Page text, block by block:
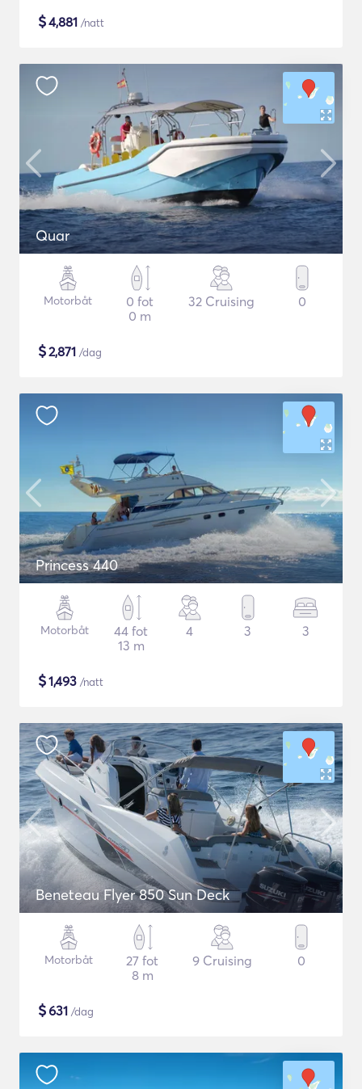
$4,881 /natt
Quar
Motorbåt
0 fot
0 m
32 Cruising 0
$2,871 /dag
Princess 440
Motorbåt
44 fot
13 m
4 3 3
$1,493 /natt
Beneteau Flyer 850 Sun Deck
Motorbåt
27 fot
8 m
9 Cruising 0
$631 /dag